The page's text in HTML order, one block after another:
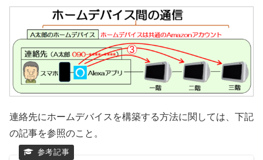
連絡先にホームデバイスを構築する方法に関しては、下記
の記事を参照のこと。